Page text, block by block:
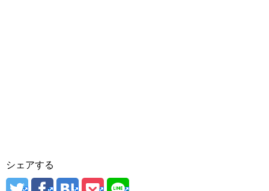
シェアする